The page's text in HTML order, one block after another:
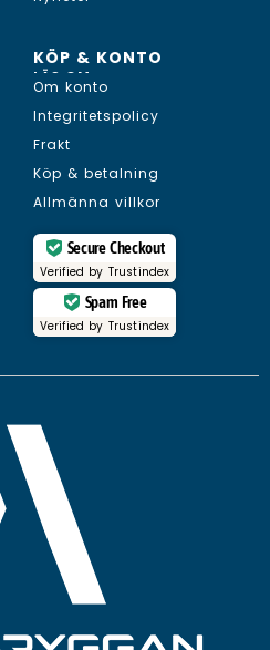
KÖP & KONTO
LÄS OM...
Om konto
Integritetspolicy
Frakt
Köp & betalning
Allmänna villkor
Secure Checkout
Verified by Trustindex
Spam Free
Verified by Trustindex